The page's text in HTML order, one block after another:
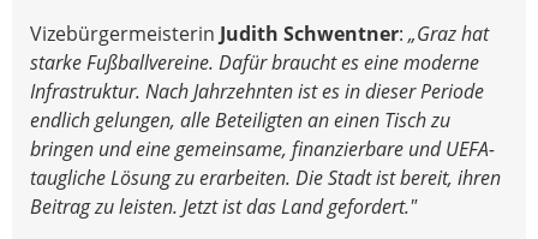
Vizebürgermeisterin Judith Schwentner: „Graz hat
starke Fußballvereine. Dafür braucht es eine moderne
Infrastruktur. Nach Jahrzehnten ist es in dieser Periode
endlich gelungen, alle Beteiligten an einen Tisch zu
bringen und eine gemeinsame, finanzierbare und UEFA-
taugliche Lösung zu erarbeiten. Die Stadt ist bereit, ihren
Beitrag zu leisten. Jetzt ist das Land gefordert."